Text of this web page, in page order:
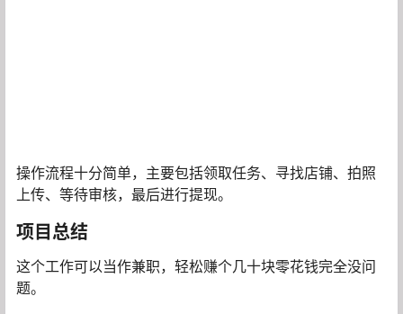
操作流程十分简单，主要包括领取任务、寻找店铺、拍照
上传、等待审核，最后进行提现。
项目总结
这个工作可以当作兼职，轻松赚个几十块零花钱完全没问
题。